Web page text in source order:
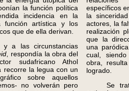
la función política
incidencia en la
función artística y los
que de ella derivan.
las circunstancias
, respondía la obra del
sudafricano Athol
recorre la legua con un
sobre aquellos
no volverán pero
específicos
la
actores, la
realización
que la
una
cual,
obra,
logrado.
Se trata